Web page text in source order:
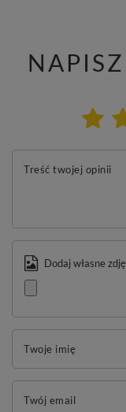
Treść twojej opinii
Dodaj własne
Twoje imię
Twój email